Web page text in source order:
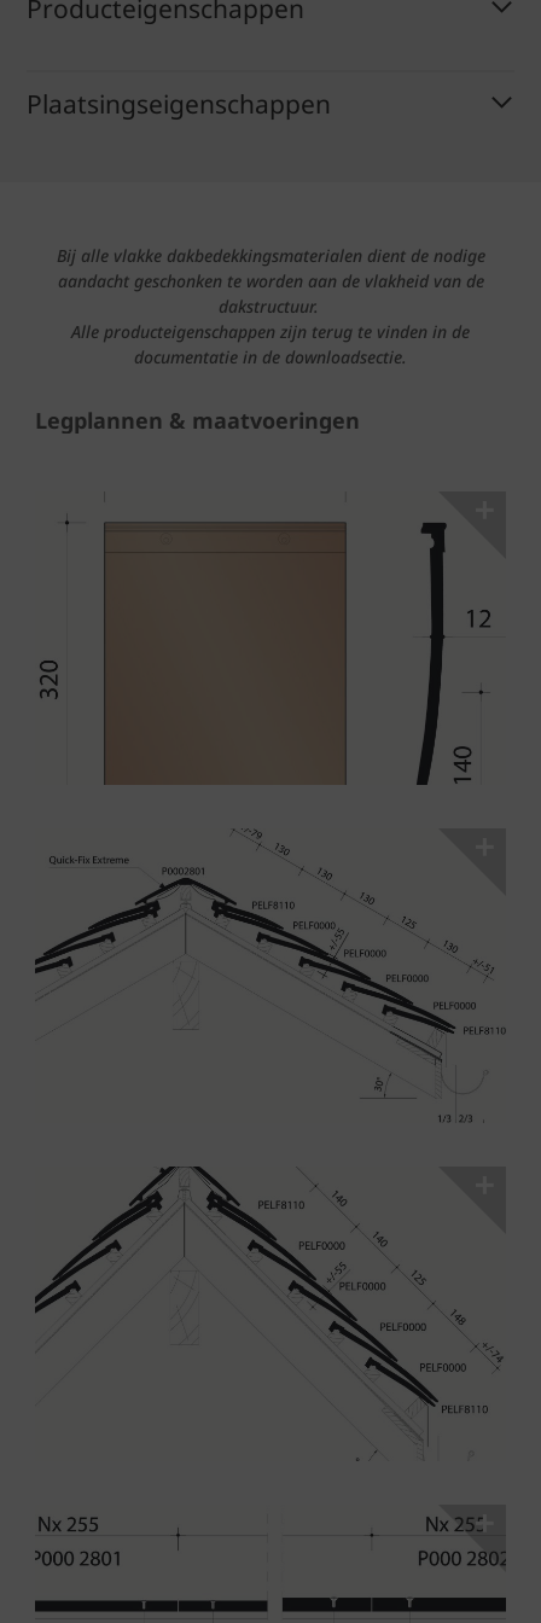
Producteigenschappen
Plaatsingseigenschappen
Bij alle vlakke dakbedekkingsmaterialen dient de nodige
aandacht geschonken te worden aan de vlakheid van de
dakstructuur.
Alle producteigenschappen zijn terug te vinden in de
documentatie in de downloadsectie.
Legplannen & maatvoeringen